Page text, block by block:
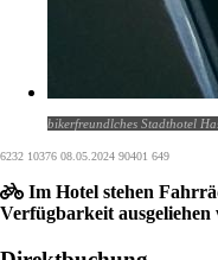
bikerfreundlches Stadthotel
6232 10376 08.05.2024 90401 649
Im Hotel stehen
Verfügbarkeit ausgeliehen